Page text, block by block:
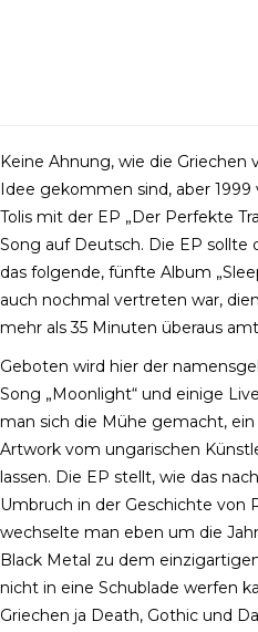
Keine Ahnung, wie die Griechen
Idee gekommen sind, aber
Tolis mit der EP „Der Perfekte
Song auf Deutsch. Die EP sollte
das folgende, fünfte Album
auch nochmal vertreten war,
mehr als 35 Minuten überaus
Geboten wird hier der
Song „Moonlight“ und einige
man sich die Mühe gemacht,
Artwork vom ungarischen
lassen. Die EP stellt, wie das
Umbruch in der Geschichte von
wechselte man eben um die
Black Metal zu dem
nicht in eine Schublade werfen
Griechen ja Death, Gothic und